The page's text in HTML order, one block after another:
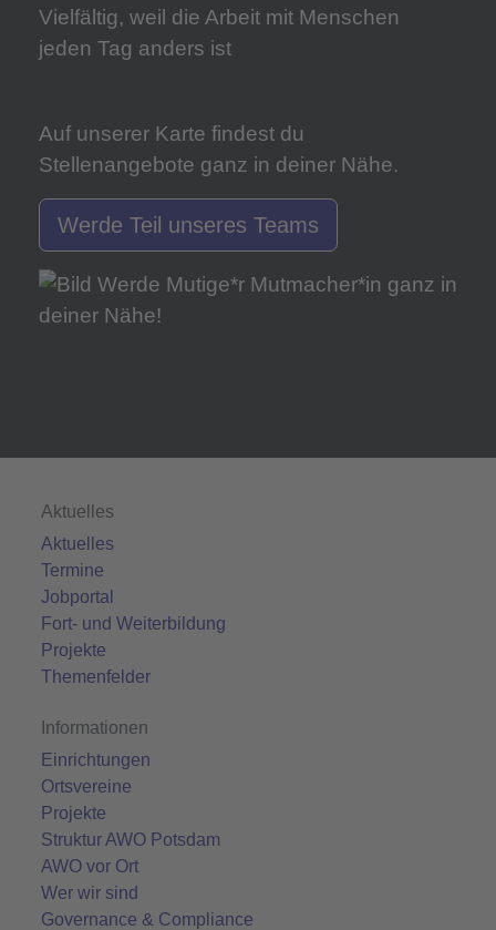
Vielfältig, weil die Arbeit mit Menschen
jeden Tag anders ist
Auf unserer Karte findest du
Stellenangebote ganz in deiner Nähe.
Werde Teil unseres Teams
Aktuelles
Aktuelles
Termine
Jobportal
Fort- und Weiterbildung
Projekte
Themenfelder
Informationen
Einrichtungen
Ortsvereine
Projekte
Struktur AWO Potsdam
AWO vor Ort
Wer wir sind
Governance & Compliance